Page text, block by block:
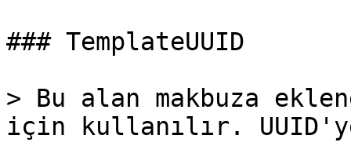
### TemplateUUID
> Bu alan makbuza
için kullanılır.